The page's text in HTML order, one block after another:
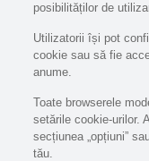
posibilităților de
Utilizatorii își pot
cookie sau să fie
anume.
Toate browserele
setările cookie-urilor.
secțiunea „opțiuni”
tău.